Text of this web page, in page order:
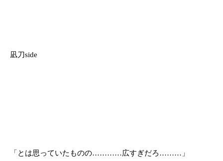
凪刀side
「とは思っていたものの…………広すぎだろ………」